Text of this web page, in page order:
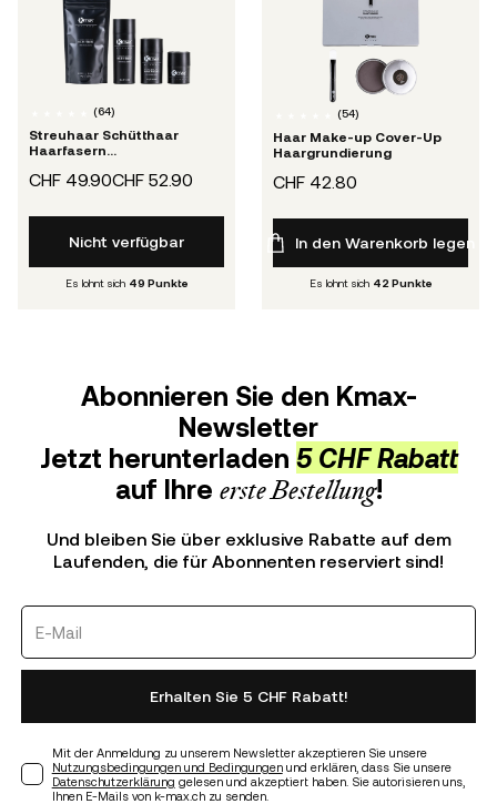
(64)
Streuhaar Schütthaar
Haarfasern
CHF 49.90CHF 52.90
Nicht verfügbar
Es lohnt sich 49 Punkte
(54)
Haar Make-up Cover-Up
Haargrundierung
CHF 42.80
In den Warenkorb legen
Es lohnt sich 42 Punkte
Abonnieren Sie den Kmax-
Newsletter
Jetzt herunterladen 5 CHF Rabatt
auf Ihre erste Bestellung!
Und bleiben Sie über exklusive Rabatte auf dem
Laufenden, die für Abonnenten reserviert sind!
Erhalten Sie 5 CHF Rabatt!
Mit der Anmeldung zu unserem Newsletter akzeptieren Sie unsere
Nutzungsbedingungen und Bedingungenund erklären, dass Sie unsere
Datenschutzerklärung gelesen und akzeptiert haben. Sie autorisieren uns,
Ihnen E-Mails von k-max.ch zu senden.